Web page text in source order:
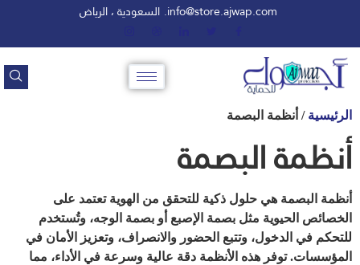
info@store.ajwap.com. السعودية ، الرياض
الرئيسية / أنظمة البصمة
أنظمة البصمة
أنظمة البصمة هي حلول ذكية للتحقق من الهوية تعتمد على
الخصائص الحيوية مثل بصمة الإصبع أو بصمة الوجه، وتُستخدم
للتحكم في الدخول، وتتبع الحضور والانصراف، وتعزيز الأمان في
المؤسسات. توفر هذه الأنظمة دقة عالية وسرعة في الأداء، مما